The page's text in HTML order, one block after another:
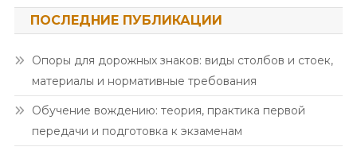
ПОСЛЕДНИЕ ПУБЛИКАЦИИ
Опоры для дорожных знаков: виды столбов и стоек,
материалы и нормативные требования
Обучение вождению: теория, практика первой
передачи и подготовка к экзаменам